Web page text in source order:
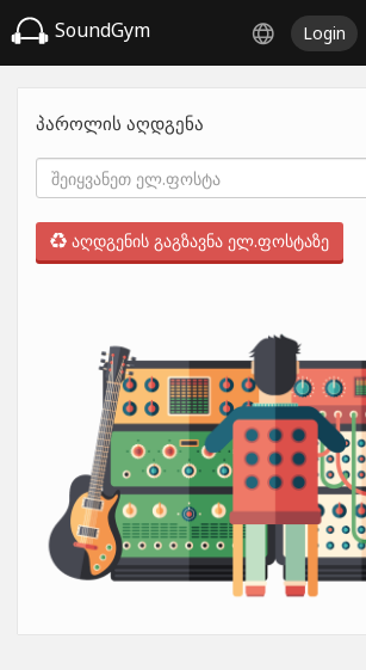
SoundGym Login
პაროლის აღდგენა
აღდგენის გაგზავნა ელ.ფოსტაზე